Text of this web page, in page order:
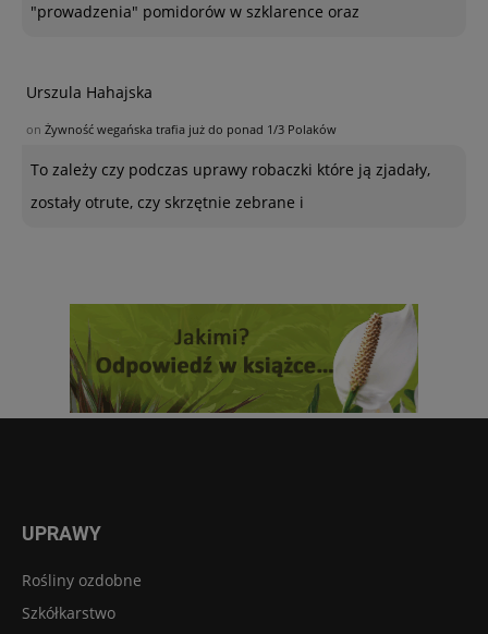
"prowadzenia" pomidorów w szklarence oraz
Urszula Hahajska
on Żywność wegańska trafia już do ponad 1/3 Polaków
To zależy czy podczas uprawy robaczki które ją zjadały,
zostały otrute, czy skrzętnie zebrane i
UPRAWY
Rośliny ozdobne
Szkółkarstwo